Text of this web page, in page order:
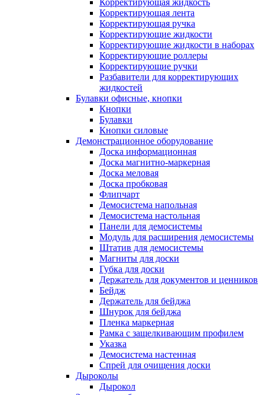
Корректирующая жидкость
Корректирующая лента
Корректирующая ручка
Корректирующие жидкости
Корректирующие жидкости в наборах
Корректирующие роллеры
Корректирующие ручки
Разбавители для корректирующих
жидкостей
Булавки офисные, кнопки
Кнопки
Булавки
Кнопки силовые
Демонстрационное оборудование
Доска информационная
Доска магнитно-маркерная
Доска меловая
Доска пробковая
Флипчарт
Демосистема напольная
Демосистема настольная
Панели для демосистемы
Модуль для расширения демосистемы
Штатив для демосистемы
Магниты для доски
Губка для доски
Держатель для документов и ценников
Бейдж
Держатель для бейджа
Шнурок для бейджа
Пленка маркерная
Рамка с защелкивающим профилем
Указка
Демосистема настенная
Спрей для очищения доски
Дыроколы
Дырокол